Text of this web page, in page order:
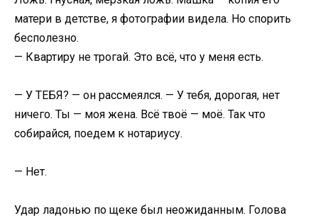
матери в детстве, я фотографии видела. Но спорить
бесполезно.
— Квартиру не трогай. Это всё, что у меня есть.
— У ТЕБЯ? — он рассмеялся. — У тебя, дорогая, нет
ничего. Ты — моя жена. Всё твоё — моё. Так что
собирайся, поедем к нотариусу.
— Нет.
Удар ладонью по щеке был неожиданным. Голова